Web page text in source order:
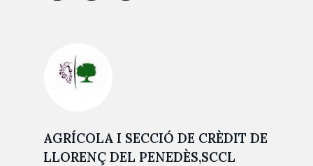
AGRÍCOLA I SECCIÓ DE CRÈDIT DE
LLORENÇ DEL PENEDÈS,SCCL